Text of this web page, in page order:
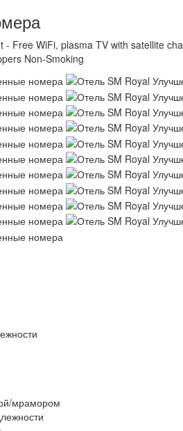
- Free WiFi, plasma TV with satellite
Non-Smoking
мрамором